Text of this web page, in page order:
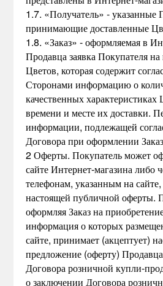
1.7. «Получатель» - указанные
принимающие доставленные
1.8. «Заказ» - оформляемая в
Продавца заявка Покупателя
Цветов, которая содержит
Сторонами информацию о
качественных характеристиках
времени и месте их доставки.
информации, подлежащей
Договора при оформлении
2 Оферты. Покупатель может
сайте Интернет-магазина либо
телефонам, указанным на
настоящей публичной оферты.
оформляя Заказ на
информация о которых
сайте, принимает (акцептует)
предложение (оферту)
Договора розничной купли-
о заключении Договора